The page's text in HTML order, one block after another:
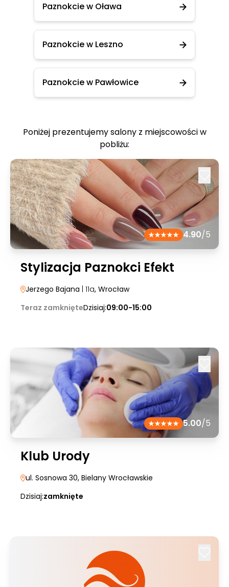
Paznokcie w Oława
Paznokcie w Leszno
Paznokcie w Pawłowice
Poniżej prezentujemy salony z miejscowości w
pobliżu:
4.90/5
Stylizacja Paznokci Efekt
Jerzego Bajana | 11a, Wrocław
Teraz zamknięteDzisiaj:09:00-15:00
5.00/5
Klub Urody
ul. Sosnowa 30, Bielany Wrocławskie
Dzisiaj:zamknięte